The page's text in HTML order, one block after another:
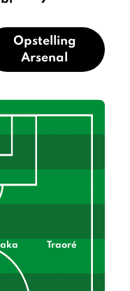
Opstelling
Arsenal
Traoré